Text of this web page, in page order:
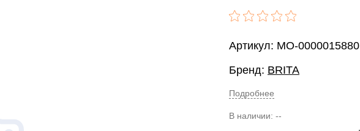
Артикул: MO-0000015880
Бренд: BRITA
Подробнее
В наличии: --